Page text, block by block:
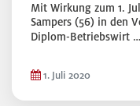
Mit Wirkung zum 1.
Sampers (56) in den
Diplom-Betriebswirt …
1. Juli 2020